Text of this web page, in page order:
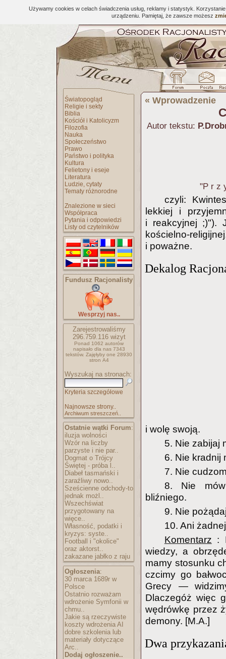
Używamy cookies w celach świadczenia usług, reklamy i statystyk.
urządzeniu. Pamiętaj, że zawsze możesz
Światopogląd
Religie i sekty
Biblia
Kościół i Katolicyzm
Filozofia
Nauka
Społeczeństwo
Prawo
Państwo i polityka
Kultura
Felietony i eseje
Literatura
Ludzie, cytaty
Tematy różnorodne
Znalezione w sieci
Współpraca
Pytania i odpowiedzi
Listy od czytelników
Fundusz Racjonalisty
Wesprzyj nas..
Zarejestrowaliśmy
296.759.116wizyt
Ponad 1062 autorów
napisało dla nas 7343
tekstów. Zajęłyby one 28930
stron A4
Wyszukaj na stronach:
Kryteria szczegółowe
Najnowsze strony..
Archiwum streszczeń..
Ostatnie wątki Forum:
iluzja wolności
Wzór na liczby
parzyste i nie par..
Dogmat o Trójcy
Świętej - próba l..
Diabeł tasmański i
zaraźliwy nowo..
Sześcienne odchody-to
jednak możl..
Wszechświat
przygotowany na
więce..
Własność, podatki i
kryzys: syste..
Football i "okolice"
oraz aktorst..
zakazane jabłko z raju
Ogłoszenia:
30 marca 1689r w
Polsce
Ostatnio rozważam
wdrożenie Symfonii w
chmu..
Jakie są rzeczywiste
koszty wdrożenia AI
dobre szkolenia lub
materiały dotyczące
Arc..
Dodaj ogłoszenie..
« Wprowadzenie
Autor tekstu:
"P r z
czyli:
lekkiej i
i reakcyjnej ;)").
kościelno-
i poważne.
Dekalog
i wolę swoją.
5. Nie zabijaj
6. Nie kradnij
7. Nie
8. Nie mów
bliźniego.
9. Nie
10. Ani
Komentarz :
wiedzy, a
mamy stosunku
czcimy go
Grecy —
Dlaczegóż więc
wędrówkę przez
demony. [M.A.]
Dwa